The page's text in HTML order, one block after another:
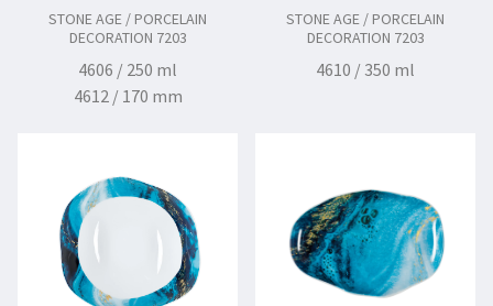
STONE AGE / PORCELAIN
DECORATION 7203
4606 / 250 ml
4612 / 170 mm
STONE AGE / PORCELAIN
DECORATION 7203
4610 / 350 ml